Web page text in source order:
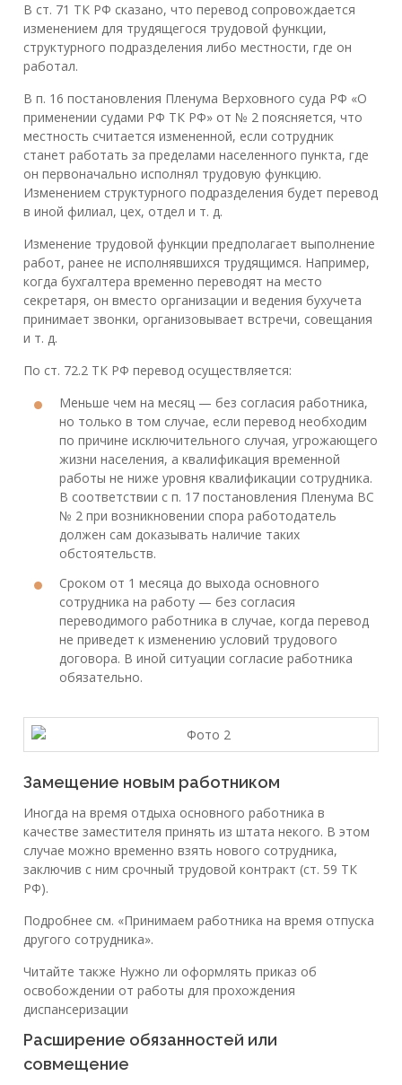
В ст. 71 ТК РФ сказано, что перевод сопровождается
изменением для трудящегося трудовой функции,
структурного подразделения либо местности, где он
работал.
В п. 16 постановления Пленума Верховного суда РФ «О
применении судами РФ ТК РФ» от № 2 поясняется, что
местность считается измененной, если сотрудник
станет работать за пределами населенного пункта, где
он первоначально исполнял трудовую функцию.
Изменением структурного подразделения будет перевод
в иной филиал, цех, отдел и т. д.
Изменение трудовой функции предполагает выполнение
работ, ранее не исполнявшихся трудящимся. Например,
когда бухгалтера временно переводят на место
секретаря, он вместо организации и ведения бухучета
принимает звонки, организовывает встречи, совещания
и т. д.
По ст. 72.2 ТК РФ перевод осуществляется:
Меньше чем на месяц — без согласия работника,
но только в том случае, если перевод необходим
по причине исключительного случая, угрожающего
жизни населения, а квалификация временной
работы не ниже уровня квалификации сотрудника.
В соответствии с п. 17 постановления Пленума ВС
№ 2 при возникновении спора работодатель
должен сам доказывать наличие таких
обстоятельств.
Сроком от 1 месяца до выхода основного
сотрудника на работу — без согласия
переводимого работника в случае, когда перевод
не приведет к изменению условий трудового
договора. В иной ситуации согласие работника
обязательно.
Замещение новым работником
Иногда на время отдыха основного работника в
качестве заместителя принять из штата некого. В этом
случае можно временно взять нового сотрудника,
заключив с ним срочный трудовой контракт (ст. 59 ТК
РФ).
Подробнее см. «Принимаем работника на время отпуска
другого сотрудника».
Читайте также Нужно ли оформлять приказ об
освобождении от работы для прохождения
диспансеризации
Расширение обязанностей или
совмещение